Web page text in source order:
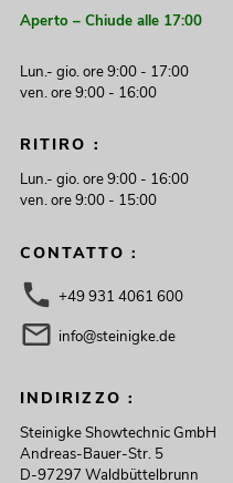
Aperto – Chiude alle 17:00
Lun.- gio. ore 9:00 - 17:00
ven. ore 9:00 - 16:00
RITIRO :
Lun.- gio. ore 9:00 - 16:00
ven. ore 9:00 - 15:00
CONTATTO :
+49 931 4061 600
info@steinigke.de
INDIRIZZO :
Steinigke Showtechnic GmbH
Andreas-Bauer-Str. 5
D-97297 Waldbüttelbrunn